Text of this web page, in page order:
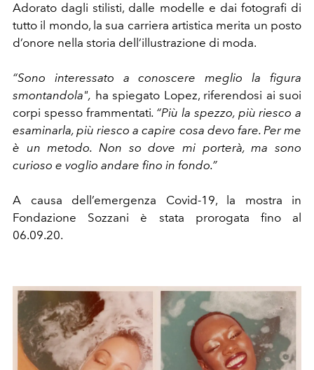
Adorato dagli stilisti, dalle modelle e dai fotografi di
tutto il mondo, la sua carriera artistica merita un posto
d’onore nella storia dell’illustrazione di moda.
“Sono interessato a conoscere meglio la figura
smontandola", ha spiegato Lopez, riferendosi ai suoi
corpi spesso frammentati. “Più la spezzo, più riesco a
esaminarla, più riesco a capire cosa devo fare. Per me
è un metodo. Non so dove mi porterà, ma sono
curioso e voglio andare fino in fondo.”
A causa dell’emergenza Covid-19, la mostra in
Fondazione Sozzani è stata prorogata fino al
06.09.20.